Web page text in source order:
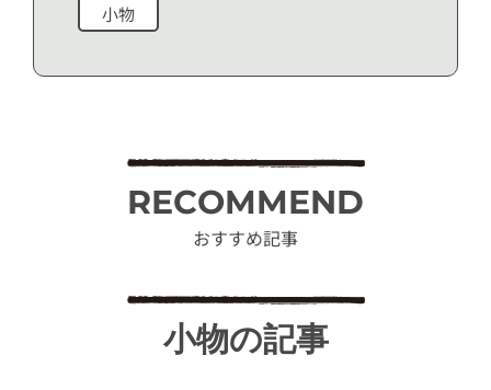
小物
RECOMMEND
おすすめ記事
小物の記事